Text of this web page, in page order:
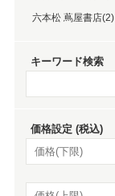
六本松 蔦屋書店(2)
キーワード検索
価格設定 (税込)